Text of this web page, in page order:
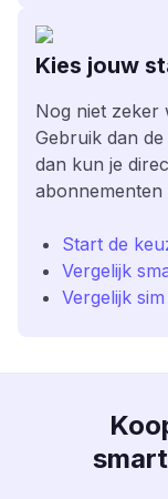
Kies jouw
Nog niet zeker
Gebruik dan
dan kun je
abonnementen
Start de
Vergelijk
Vergelijk